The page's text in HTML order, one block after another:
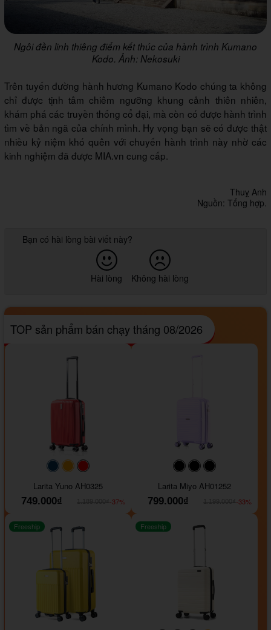
Ngôi đền linh thiêng điểm kết thúc của hành trình Kumano
Kodo. Ảnh: Nekosuki
Trên tuyến đường hành hương Kumano Kodo chúng ta không
chỉ được tịnh tâm chiêm ngưỡng khung cảnh thiên nhiên,
khám phá các truyền thống cổ đại, mà còn có được hành trình
tìm về bản ngã của chính mình. Hy vọng bạn sẽ có được thật
nhiều kỷ niệm khó quên với chuyến hành trình này nhờ các
kinh nghiệm đã được MIA.vn cung cấp.
Thuỵ Anh
Nguồn: Tổng hợp.
Bạn có hài lòng bài viết này?
Hài lòng Không hài lòng
TOP sản phẩm bán chạy tháng 08/2026
#093f69#ffa500
Larita Yuno AH0325
749.000₫
-37%
#000000#000000
Larita Miyo AH01252
799.000₫
-33%
Freeship Freeship